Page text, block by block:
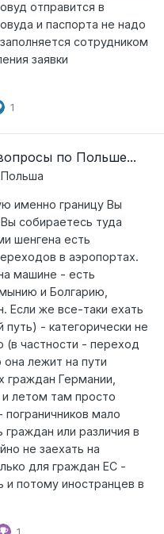
отправится в
и паспорта не надо
сотрудником
заявки
1
по Польше...
Польша
именно границу Вы
собираетесь туда
шенгена есть
в аэропортах.
машине - есть
и Болгарию,
Если же все-таки ехать
- категорически не
(в частности - переход
лежит на пути
граждан Германии,
летом там просто
мало
или различия в
не заехать на
для граждан ЕС -
и потому иностранцев в
1